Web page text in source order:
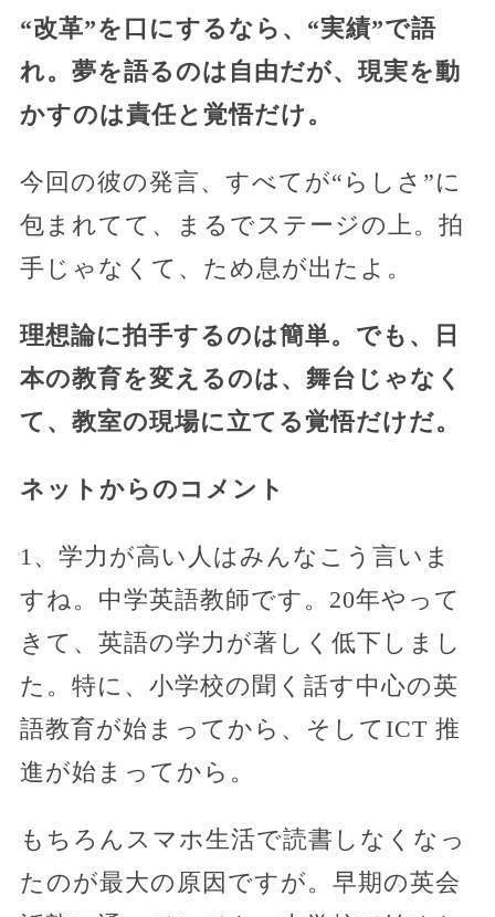
“改革”を口にするなら、“実績”で語
れ。夢を語るのは自由だが、現実を動
かすのは責任と覚悟だけ。
今回の彼の発言、すべてが“らしさ”に
包まれてて、まるでステージの上。拍
手じゃなくて、ため息が出たよ。
理想論に拍手するのは簡単。でも、日
本の教育を変えるのは、舞台じゃなく
て、教室の現場に立てる覚悟だけだ。
ネットからのコメント
1、学力が高い人はみんなこう言いま
すね。中学英語教師です。20年やって
きて、英語の学力が著しく低下しまし
た。特に、小学校の聞く話す中心の英
語教育が始まってから、そしてICT 推
進が始まってから。
もちろんスマホ生活で読書しなくなっ
たのが最大の原因ですが。早期の英会